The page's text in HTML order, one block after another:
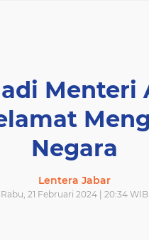
Menteri
Negara
Lentera Jabar
Rabu, 21 Februari 2024 | 20:34 WIB